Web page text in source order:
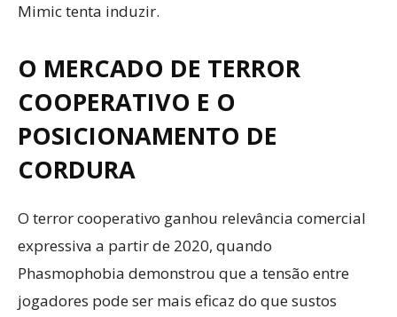
Mimic tenta induzir.
O MERCADO DE TERROR
COOPERATIVO E O
POSICIONAMENTO DE
CORDURA
O terror cooperativo ganhou relevância comercial
expressiva a partir de 2020, quando
Phasmophobia demonstrou que a tensão entre
jogadores pode ser mais eficaz do que sustos